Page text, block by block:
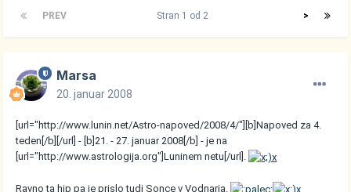
PREV >
Stran 1 od 2
Marsa
20. januar 2008
[url="http://www.lunin.net/Astro-napoved/2008/4/"][b]Napoved za 4.
teden[/b][/url] - [b]21. - 27. januar 2008[/b] - je na
[url="http://www.astrologija.org"]Luninem netu[/url].
Ravno ta hip pa je prislo tudi Sonce v Vodnarja.